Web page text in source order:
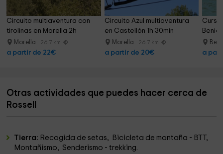
Circuito multiaventura con
tirolinas en Morella 2h
Morella 26.7 km
a partir de 22€
Circuito Azul multiaventura
en Castellón 1h 30min
Morella 26.7 km
a partir de 20€ a
Otras actividades que puedes hacer cerca de
Rossell
Tierra: Recogida de setas, Bicicleta de montaña - BTT,
Montañismo, Senderismo - trekking.